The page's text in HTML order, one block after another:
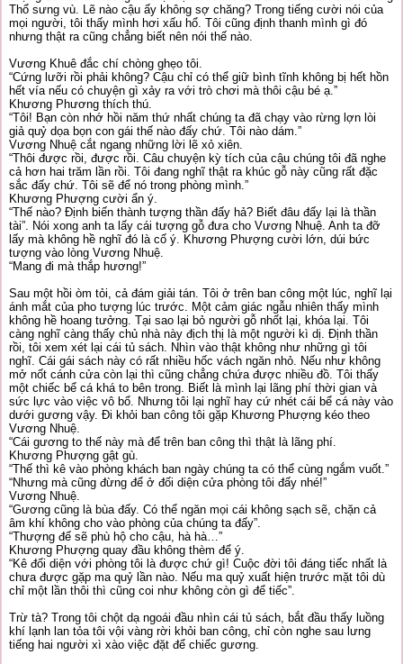
Thổ sưng vù. Lẽ nào cậu ấy không sợ chăng? Trong tiếng cười nói của
mọi người, tôi thấy mình hơi xấu hổ. Tôi cũng định thanh mình gì đó
nhưng thật ra cũng chẳng biết nên nói thế nào.
Vương Khuê đắc chí chòng ghẹo tôi.
“Cứng lưỡi rồi phải không? Cậu chỉ có thể giữ bình tĩnh không bị hết hồn
hết vía nếu có chuyện gì xảy ra với trò chơi mà thôi cậu bé ạ.”
Khương Phương thích thú.
“Tôi! Bạn còn nhớ hồi năm thứ nhất chúng ta đã chạy vào rừng lợn lòi
giả quỷ dọa bọn con gái thế nào đấy chứ. Tôi nào dám.”
Vương Nhuệ cắt ngang những lời lẽ xỏ xiên.
“Thôi được rồi, được rồi. Câu chuyện kỳ tích của cậu chúng tôi đã nghe
cả hơn hai trăm lần rồi. Tôi đang nghĩ thật ra khúc gỗ này cũng rất đặc
sắc đấy chứ. Tôi sẽ để nó trong phòng mình.”
Khương Phượng cười ẩn ý.
“Thế nào? Định biến thành tượng thần đấy hả? Biết đâu đấy lại là thần
tài”. Nói xong anh ta lấy cái tượng gỗ đưa cho Vương Nhuệ. Anh ta đỡ
lấy mà không hề nghĩ đó là cố ý. Khương Phượng cười lớn, dúi bức
tượng vào lòng Vương Nhuệ.
“Mang đi mà thắp hương!”
Sau một hồi òm tỏi, cả đám giải tán. Tôi ở trên ban công một lúc, nghĩ lại
ánh mắt của pho tượng lúc trước. Một cảm giác ngẫu nhiên thấy mình
không hề hoang tưởng. Tại sao lại bỏ người gỗ nhốt lại, khóa lại. Tôi
càng nghĩ càng thấy chủ nhà này địch thị là một người kì dị. Định thần
rồi, tôi xem xét lại cái tủ sách. Nhìn vào thật không như những gì tôi
nghĩ. Cái gái sách này có rất nhiều hốc vách ngăn nhỏ. Nếu như không
mở nốt cánh cửa còn lại thì cũng chẳng chứa được nhiều đồ. Tôi thấy
một chiếc bể cá khá to bên trong. Biết là mình lại lãng phí thời gian và
sức lực vào việc vô bổ. Nhưng tôi lại nghĩ hay cứ nhét cái bể cá này vào
dưới gương vậy. Đi khỏi ban công tôi gặp Khương Phượng kéo theo
Vương Nhuệ.
“Cái gương to thế này mà để trên ban công thì thật là lãng phí.
Khương Phượng gật gù.
“Thế thì kê vào phòng khách ban ngày chúng ta có thể cùng ngắm vuốt.”
“Nhưng mà cũng đừng để ở đối diện cửa phòng tôi đấy nhé!”
Vương Nhuệ.
“Gương cũng là bùa đấy. Có thể ngăn mọi cái không sạch sẽ, chặn cả
âm khí không cho vào phòng của chúng ta đấy”.
“Thượng đế sẽ phù hộ cho cậu, hà hà…”
Khương Phượng quay đầu không thèm để ý.
“Kê đối diện với phòng tôi là được chứ gì! Cuộc đời tôi đáng tiếc nhất là
chưa được gặp ma quỷ lần nào. Nếu ma quỷ xuất hiện trước mặt tôi dù
chỉ một lần thôi thì cũng coi như không còn gì để tiếc”.
Trừ tà? Trong tôi chột dạ ngoái đầu nhìn cái tủ sách, bắt đầu thấy luồng
khí lạnh lan tỏa tôi vội vàng rời khỏi ban công, chỉ còn nghe sau lưng
tiếng hai người xì xào việc đặt để chiếc gương.